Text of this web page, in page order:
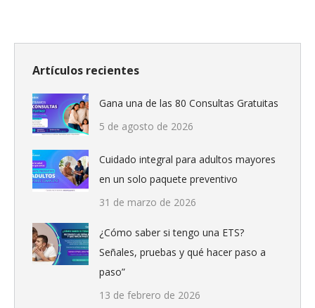
Artículos recientes
Gana una de las 80 Consultas Gratuitas
5 de agosto de 2026
Cuidado integral para adultos mayores
en un solo paquete preventivo
31 de marzo de 2026
¿Cómo saber si tengo una ETS?
Señales, pruebas y qué hacer paso a
paso”
13 de febrero de 2026